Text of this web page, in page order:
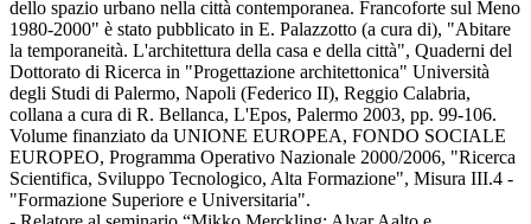
dello spazio urbano nella città contemporanea. Francoforte sul Meno
1980-2000" è stato pubblicato in E. Palazzotto (a cura di), "Abitare
la temporaneità. L'architettura della casa e della città", Quaderni del
Dottorato di Ricerca in "Progettazione architettonica" Università
degli Studi di Palermo, Napoli (Federico II), Reggio Calabria,
collana a cura di R. Bellanca, L'Epos, Palermo 2003, pp. 99-106.
Volume finanziato da UNIONE EUROPEA, FONDO SOCIALE
EUROPEO, Programma Operativo Nazionale 2000/2006, "Ricerca
Scientifica, Sviluppo Tecnologico, Alta Formazione", Misura III.4 -
"Formazione Superiore e Universitaria".